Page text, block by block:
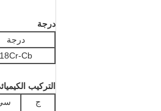
درجة
درجة
18Cr-Cb
التركيب
ج